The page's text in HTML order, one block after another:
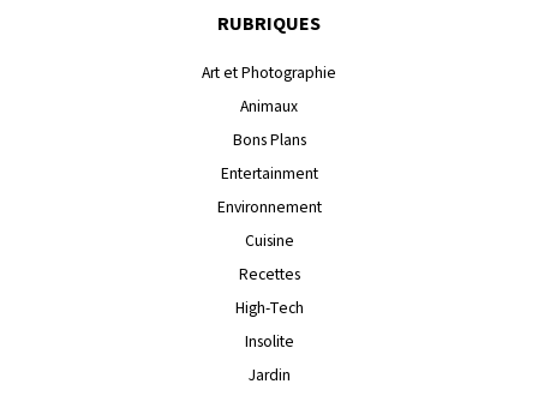
RUBRIQUES
Art et Photographie
Animaux
Bons Plans
Entertainment
Environnement
Cuisine
Recettes
High-Tech
Insolite
Jardin